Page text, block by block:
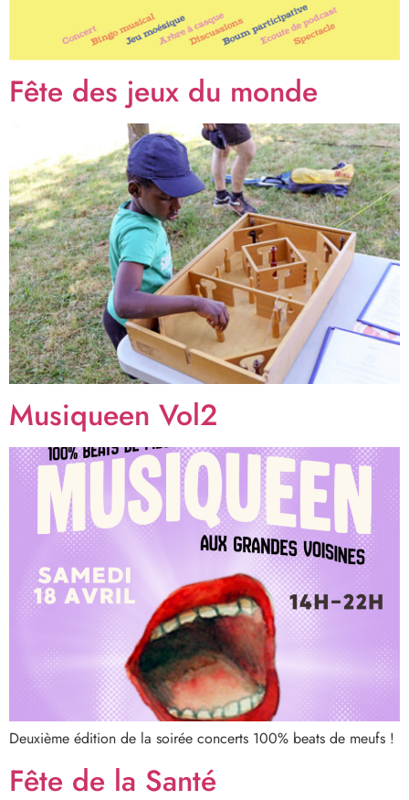
Fête des jeux du monde
Musiqueen Vol2
Deuxième édition de la soirée concerts 100% beats de meufs !
Fête de la Santé